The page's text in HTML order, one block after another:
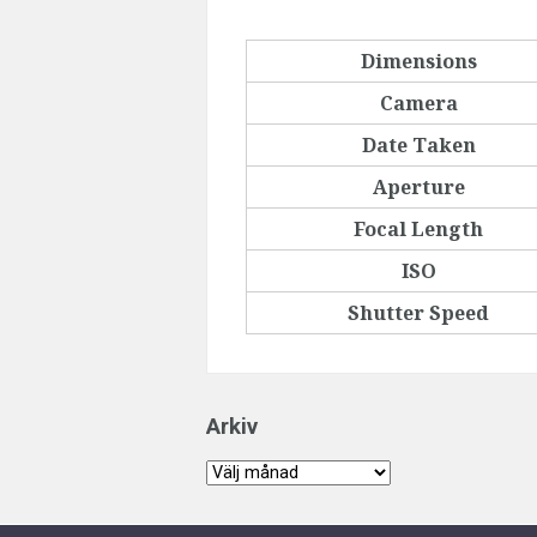
Dimensions
Camera
Date Taken
Aperture
Focal Length
ISO
Shutter Speed
Arkiv
Arkiv